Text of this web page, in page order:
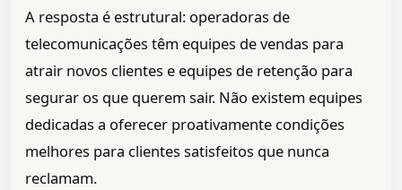
A resposta é estrutural: operadoras de
telecomunicações têm equipes de vendas para
atrair novos clientes e equipes de retenção para
segurar os que querem sair. Não existem equipes
dedicadas a oferecer proativamente condições
melhores para clientes satisfeitos que nunca
reclamam.